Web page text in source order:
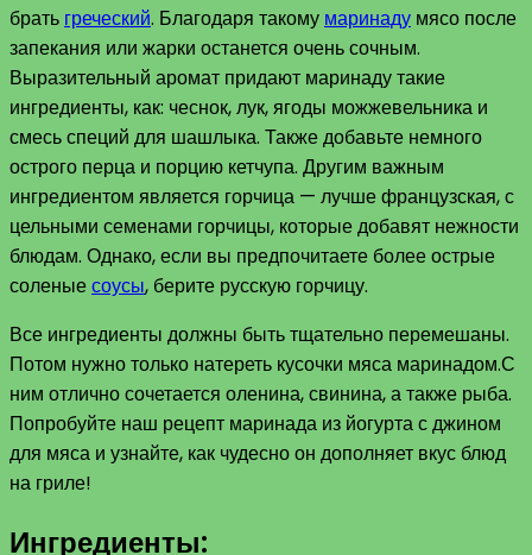
брать греческий. Благодаря такому маринаду мясо после
запекания или жарки останется очень сочным.
Выразительный аромат придают маринаду такие
ингредиенты, как: чеснок, лук, ягоды можжевельника и
смесь специй для шашлыка. Также добавьте немного
острого перца и порцию кетчупа. Другим важным
ингредиентом является горчица — лучше французская, с
цельными семенами горчицы, которые добавят нежности
блюдам. Однако, если вы предпочитаете более острые
соленыесоусы, берите русскую горчицу.
Все ингредиенты должны быть тщательно перемешаны.
Потом нужно только натереть кусочки мяса маринадом.С
ним отлично сочетается оленина, свинина, а также рыба.
Попробуйте наш рецепт маринада из йогурта с джином
для мяса и узнайте, как чудесно он дополняет вкус блюд
на гриле!
Ингредиенты: